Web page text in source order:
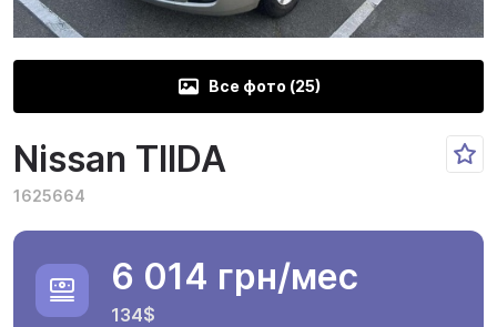
Все фото (25)
Nissan TIIDA
1625664
6 014 грн/мес
134$